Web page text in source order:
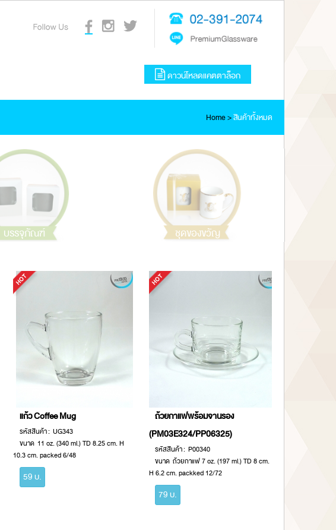
ดาวน์โหลดแคตตาล็อก
Home>สินค้าทั้งหมด
บรรจุภัณฑ์ ชุดของขวัญ
แก้ว Coffee Mug
รหัสสินค้า : UG343
ขนาด 11 oz. (340 ml.) TD 8.25 cm. H
10.3 cm. packed 6/48
59 บ.
ถ้วยกาแฟพร้อมจานรอง
(PM03E324/PP06325)
รหัสสินค้า : P00340
ขนาด ถ้วยกาแฟ 7 oz. (197 ml.) TD 8 cm.
H 6.2 cm. packked 12/72
79 บ.